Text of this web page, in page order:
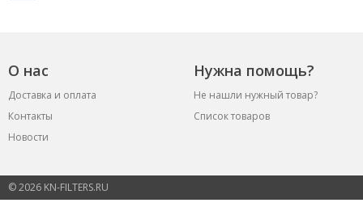
О нас Нужна помощь?
Доставка и оплата
Не нашли нужный товар?
Контакты
Список товаров
Новости
© 2026 KN-FILTERS.RU